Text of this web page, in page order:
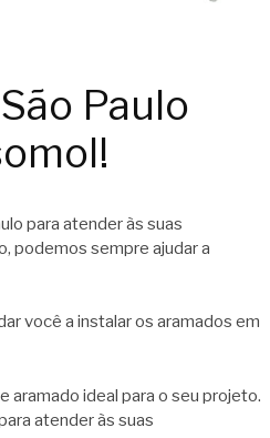
Paulo
para atender às suas
podemos sempre ajudar a
você a instalar os aramados em
aramado ideal para o seu projeto.
atender às suas